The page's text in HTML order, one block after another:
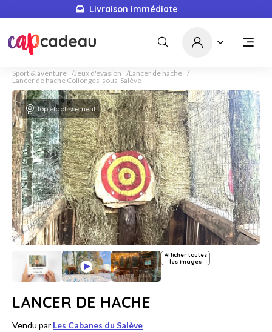
Livraison immédiate
Sport & aventure Jeux d'évasion
Lancer de hache
Lancer de hache Collonges-sous-Salève
Top établissement
Afficher toutes
les images
LANCER DE HACHE
Vendu par Les Cabanes du Salève